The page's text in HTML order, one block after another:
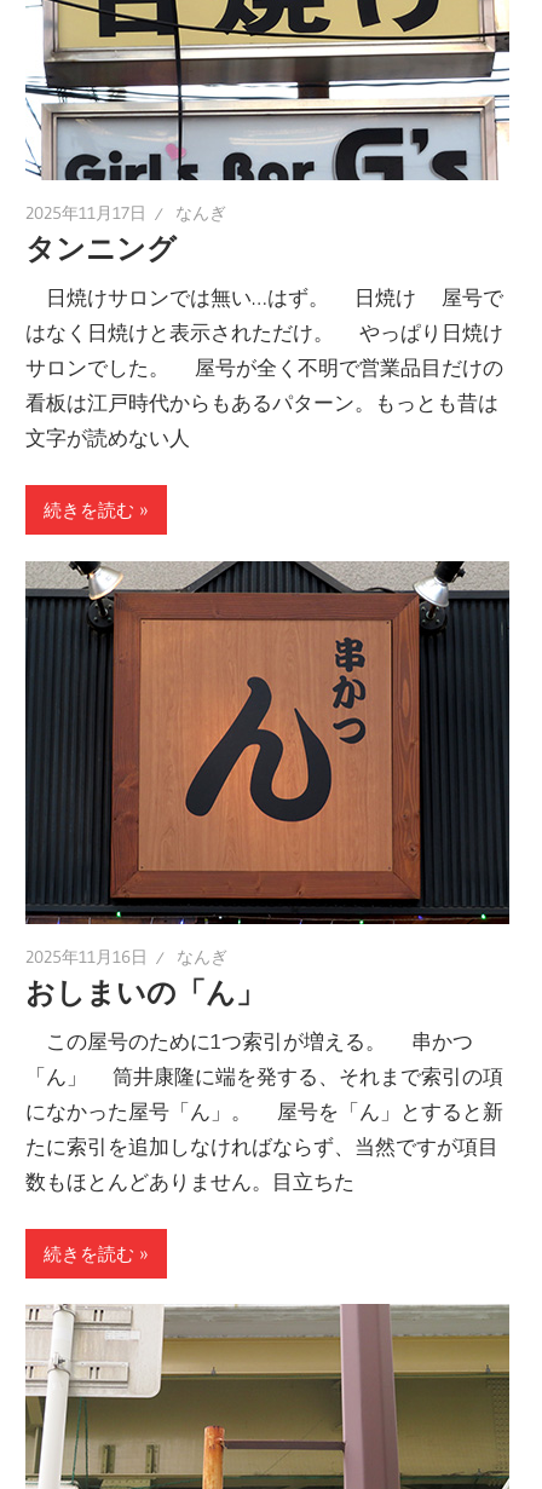
2025年11月17日 なんぎ
タンニング
日焼けサロンでは無い…はず。 日焼け 屋号で
はなく日焼けと表示されただけ。 やっぱり日焼け
サロンでした。 屋号が全く不明で営業品目だけの
看板は江戸時代からもあるパターン。もっとも昔は
文字が読めない人
続きを読む
2025年11月16日 なんぎ
おしまいの「ん」
この屋号のために1つ索引が増える。 串かつ
「ん」 筒井康隆に端を発する、それまで索引の項
になかった屋号「ん」。 屋号を「ん」とすると新
たに索引を追加しなければならず、当然ですが項目
数もほとんどありません。目立ちた
続きを読む